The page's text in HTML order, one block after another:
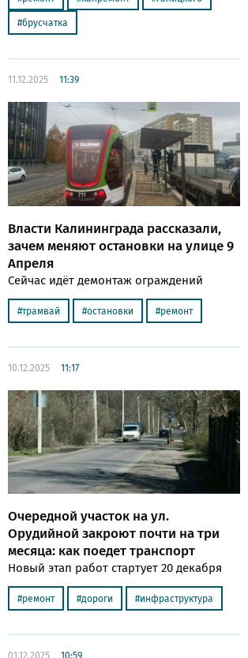
брусчатка
11.12.2025 11:39
Власти Калининграда рассказали,
зачем меняют остановки на улице 9
Апреля
Сейчас идёт демонтаж ограждений
трамвай остановки ремонт
10.12.2025 11:17
Очередной участок на ул.
Орудийной закроют почти на три
месяца: как поедет транспорт
Новый этап работ стартует 20 декабря
ремонт дороги инфраструктура
01.12.2025 10:59